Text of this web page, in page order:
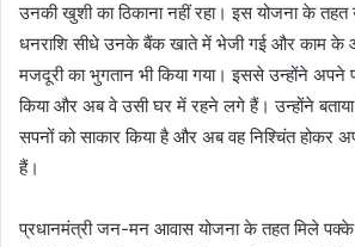
उनकी खुशी का ठिकाना नहीं रहा। इस योजना के तहत
धनराशि सीधे उनके बैंक खाते में भेजी गई और काम के
मजदूरी का भुगतान भी किया गया। इससे उन्होंने अपने
किया और अब वे उसी घर में रहने लगे हैं। उन्होंने
सपनों को साकार किया है और अब वह निश्चिंत होकर
हैं।
प्रधानमंत्री जन-मन आवास योजना के तहत मिले पक्के